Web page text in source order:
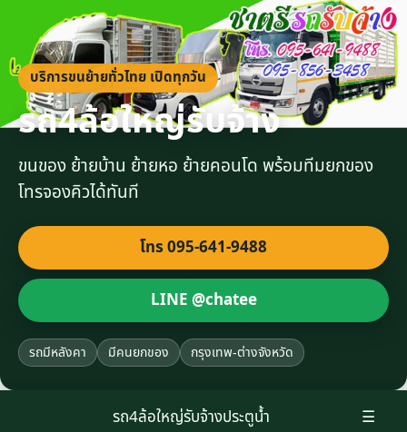
บริการขนย้ายทั่วไทย เปิดทุกวัน
รถ4ล้อใหญ่รับจ้าง
ขนของ ย้ายบ้าน ย้ายหอ ย้ายคอนโด พร้อมทีมยกของ
โทรจองคิวได้ทันที
โทร 095-641-9488
LINE @chatee
รถมีหลังคา มีคนยกของ กรุงเทพ-ต่างจังหวัด
☰
รถ4ล้อใหญ่รับจ้างประตูน้ำ